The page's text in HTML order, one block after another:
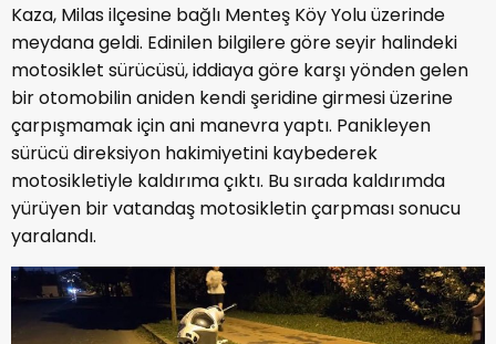
Kaza, Milas ilçesine bağlı Menteş Köy Yolu üzerinde
meydana geldi. Edinilen bilgilere göre seyir halindeki
motosiklet sürücüsü, iddiaya göre karşı yönden gelen
bir otomobilin aniden kendi şeridine girmesi üzerine
çarpışmamak için ani manevra yaptı. Panikleyen
sürücü direksiyon hakimiyetini kaybederek
motosikletiyle kaldırıma çıktı. Bu sırada kaldırımda
yürüyen bir vatandaş motosikletin çarpması sonucu
yaralandı.